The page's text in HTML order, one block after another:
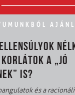
A „JÓ
IS?
és a